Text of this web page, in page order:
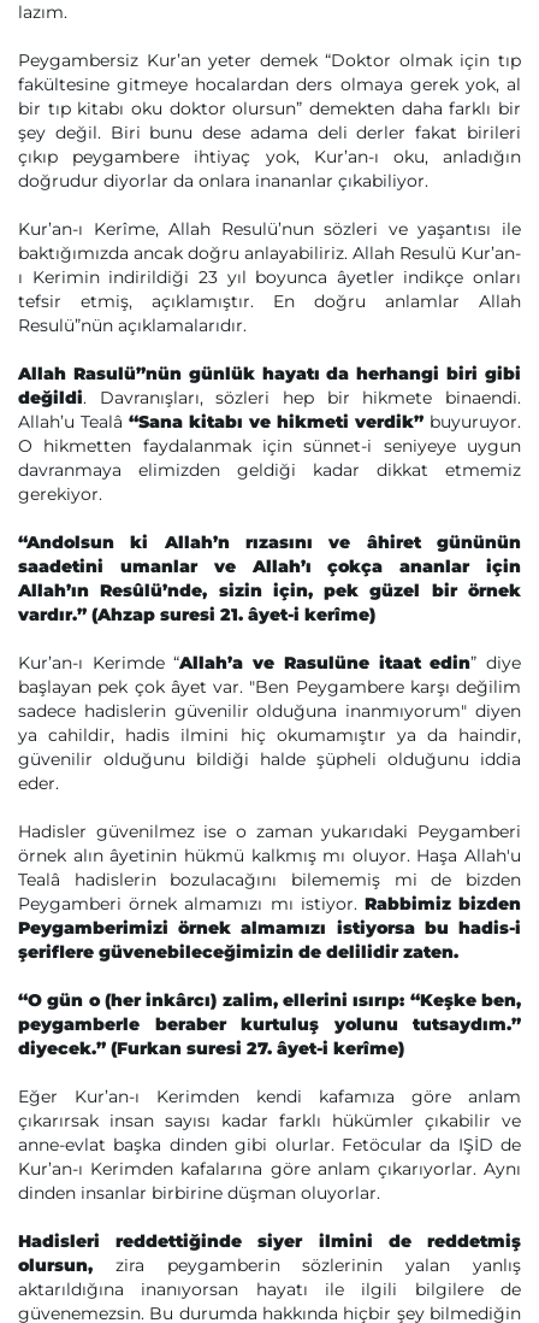
lazım.
Peygambersiz Kur’an yeter demek “Doktor olmak için tıp
fakültesine gitmeye hocalardan ders olmaya gerek yok, al
bir tıp kitabı oku doktor olursun” demekten daha farklı bir
şey değil. Biri bunu dese adama deli derler fakat birileri
çıkıp peygambere ihtiyaç yok, Kur’an-ı oku, anladığın
doğrudur diyorlar da onlara inananlar çıkabiliyor.
Kur’an-ı Kerîme, Allah Resulü’nun sözleri ve yaşantısı ile
baktığımızda ancak doğru anlayabiliriz. Allah Resulü Kur’an-
ı Kerimin indirildiği 23 yıl boyunca âyetler indikçe onları
tefsir etmiş, açıklamıştır. En doğru anlamlar Allah
Resulü”nün açıklamalarıdır.
Allah Rasulü”nün günlük hayatı da herhangi biri gibi
değildi. Davranışları, sözleri hep bir hikmete binaendi.
Allah’u Tealâ “Sana kitabı ve hikmeti verdik” buyuruyor.
O hikmetten faydalanmak için sünnet-i seniyeye uygun
davranmaya elimizden geldiği kadar dikkat etmemiz
gerekiyor.
“Andolsun ki Allah’n rızasını ve âhiret gününün
saadetini umanlar ve Allah’ı çokça ananlar için
Allah’ın Resûlü’nde, sizin için, pek güzel bir örnek
vardır.” (Ahzap suresi 21. âyet-i kerîme)
Kur’an-ı Kerimde “Allah’a ve Rasulüne itaat edin” diye
başlayan pek çok âyet var. "Ben Peygambere karşı değilim
sadece hadislerin güvenilir olduğuna inanmıyorum" diyen
ya cahildir, hadis ilmini hiç okumamıştır ya da haindir,
güvenilir olduğunu bildiği halde şüpheli olduğunu iddia
eder.
Hadisler güvenilmez ise o zaman yukarıdaki Peygamberi
örnek alın âyetinin hükmü kalkmış mı oluyor. Haşa Allah'u
Tealâ hadislerin bozulacağını bilememiş mi de bizden
Peygamberi örnek almamızı mı istiyor. Rabbimiz bizden
Peygamberimizi örnek almamızı istiyorsa bu hadis-i
şeriflere güvenebileceğimizin de delilidir zaten.
“O gün o (her inkârcı) zalim, ellerini ısırıp: “Keşke ben,
peygamberle beraber kurtuluş yolunu tutsaydım.”
diyecek.” (Furkan suresi 27. âyet-i kerîme)
Eğer Kur’an-ı Kerimden kendi kafamıza göre anlam
çıkarırsak insan sayısı kadar farklı hükümler çıkabilir ve
anne-evlat başka dinden gibi olurlar. Fetöcular da IŞİD de
Kur’an-ı Kerimden kafalarına göre anlam çıkarıyorlar. Aynı
dinden insanlar birbirine düşman oluyorlar.
Hadisleri reddettiğinde siyer ilmini de reddetmiş
olursun, zira peygamberin sözlerinin yalan yanlış
aktarıldığına inanıyorsan hayatı ile ilgili bilgilere de
güvenemezsin. Bu durumda hakkında hiçbir şey bilmediğin